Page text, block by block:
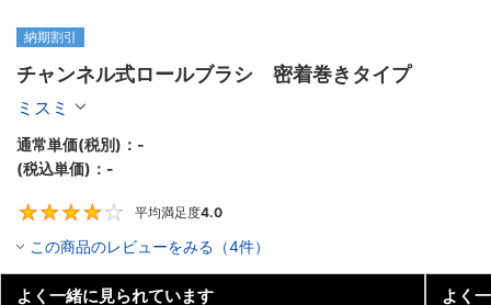
納期割引
チャンネル式ロールブラシ　密着巻きタイプ
ミスミ
通常単価(税別)： -
(税込単価)： -
平均満足度4.0
この商品のレビューをみる（4件）
よく一緒に見られています よく